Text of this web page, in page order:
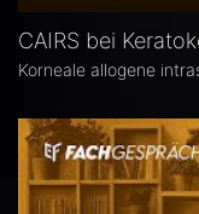
CAIRS bei